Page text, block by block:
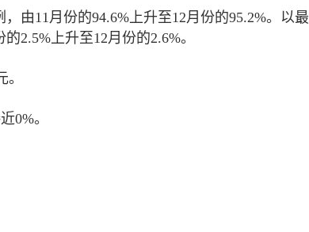
由11月份的94.6%上升至12月份的95.2%。以最
2.5%上升至12月份的2.6%。
0%。